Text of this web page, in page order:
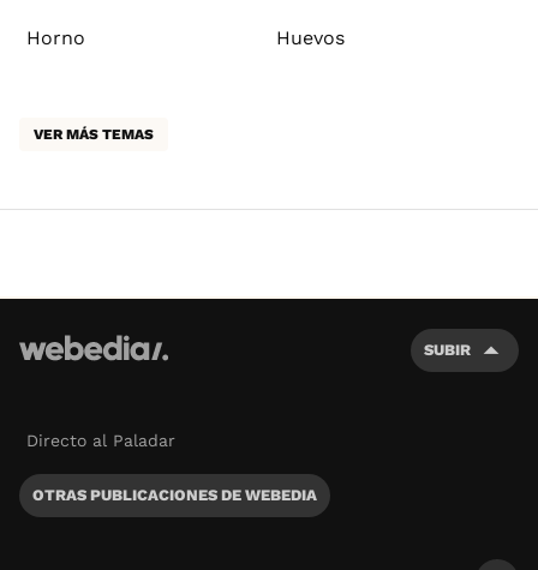
Horno Huevos
VER MÁS TEMAS
SUBIR
Directo al Paladar
OTRAS PUBLICACIONES DE WEBEDIA